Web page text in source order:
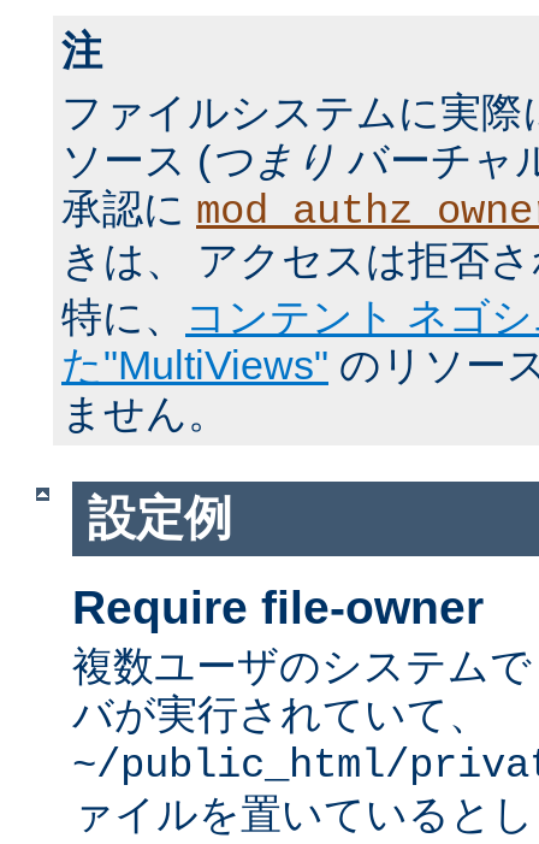
注
ファイルシステムに実
ソース (つまり バーチャ
承認に
きは、 アクセスは拒否
特に、
コンテント ネゴ
た"MultiViews" のリソー
ません。
設定例
Require file-owner
複数ユーザのシステム
バが実行されていて、
~/public_html/
ァイルを置いていると